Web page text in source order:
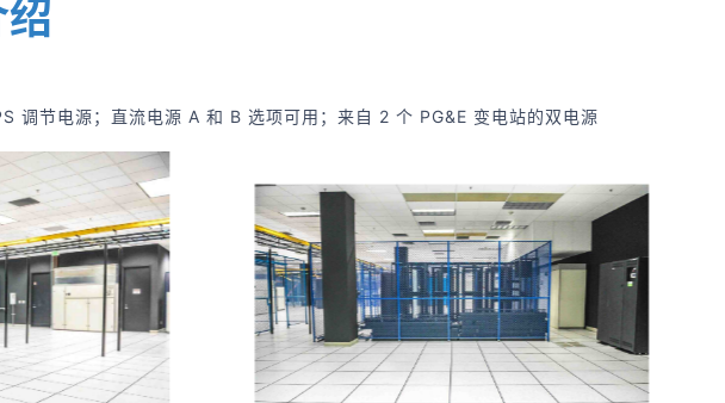
节电源；直流电源 A 和 B 选项可用；来自 2 个 PG&E 变电站的双电源